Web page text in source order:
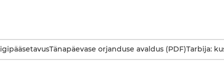
Tänapäevase orjanduse avaldus (PDF)Tarbija: